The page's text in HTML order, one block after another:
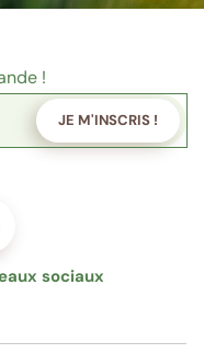
!
JE M'INSCRIS !
sociaux